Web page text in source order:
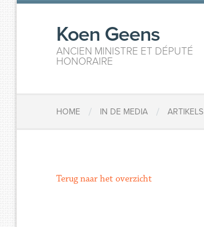
Koen Geens
ANCIEN MINISTRE ET DÉPUTÉ
HONORAIRE
HOME / IN DE MEDIA / ARTIKELS
Terug naar het overzicht